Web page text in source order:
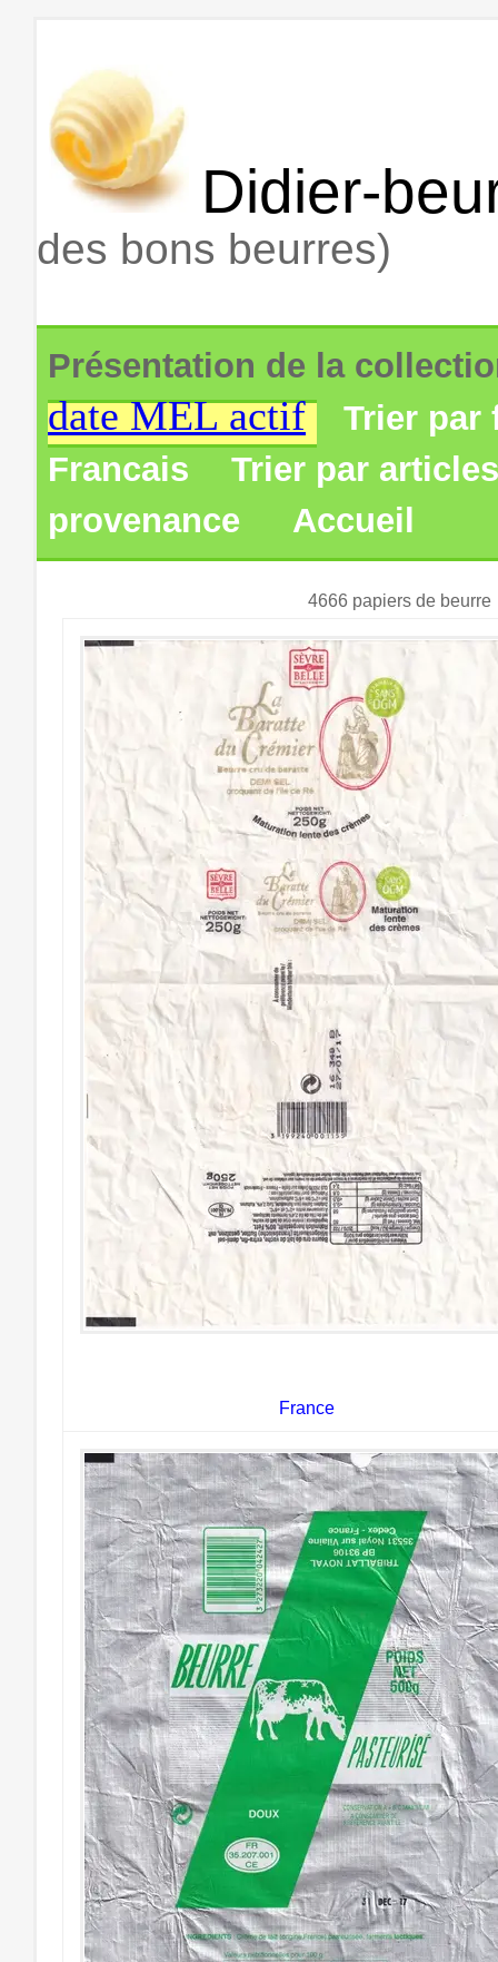
Didier-
des bons beurres)
Présentation de la
date MEL actif
Trier par
Francais
Trier par
provenance
Accueil
4666 papiers de beurre
France